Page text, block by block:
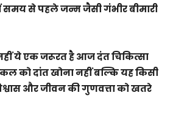
समय से पहले जन्म जैसी गंभीर बीमारी
ये एक जरूरत है आज दंत चिकित्सा
कल को दांत खोना नहीं बल्कि यह किसी
और जीवन की गुणवत्ता को खतरे